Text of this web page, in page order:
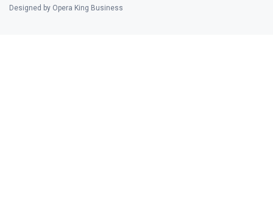
Designed by Opera King Business